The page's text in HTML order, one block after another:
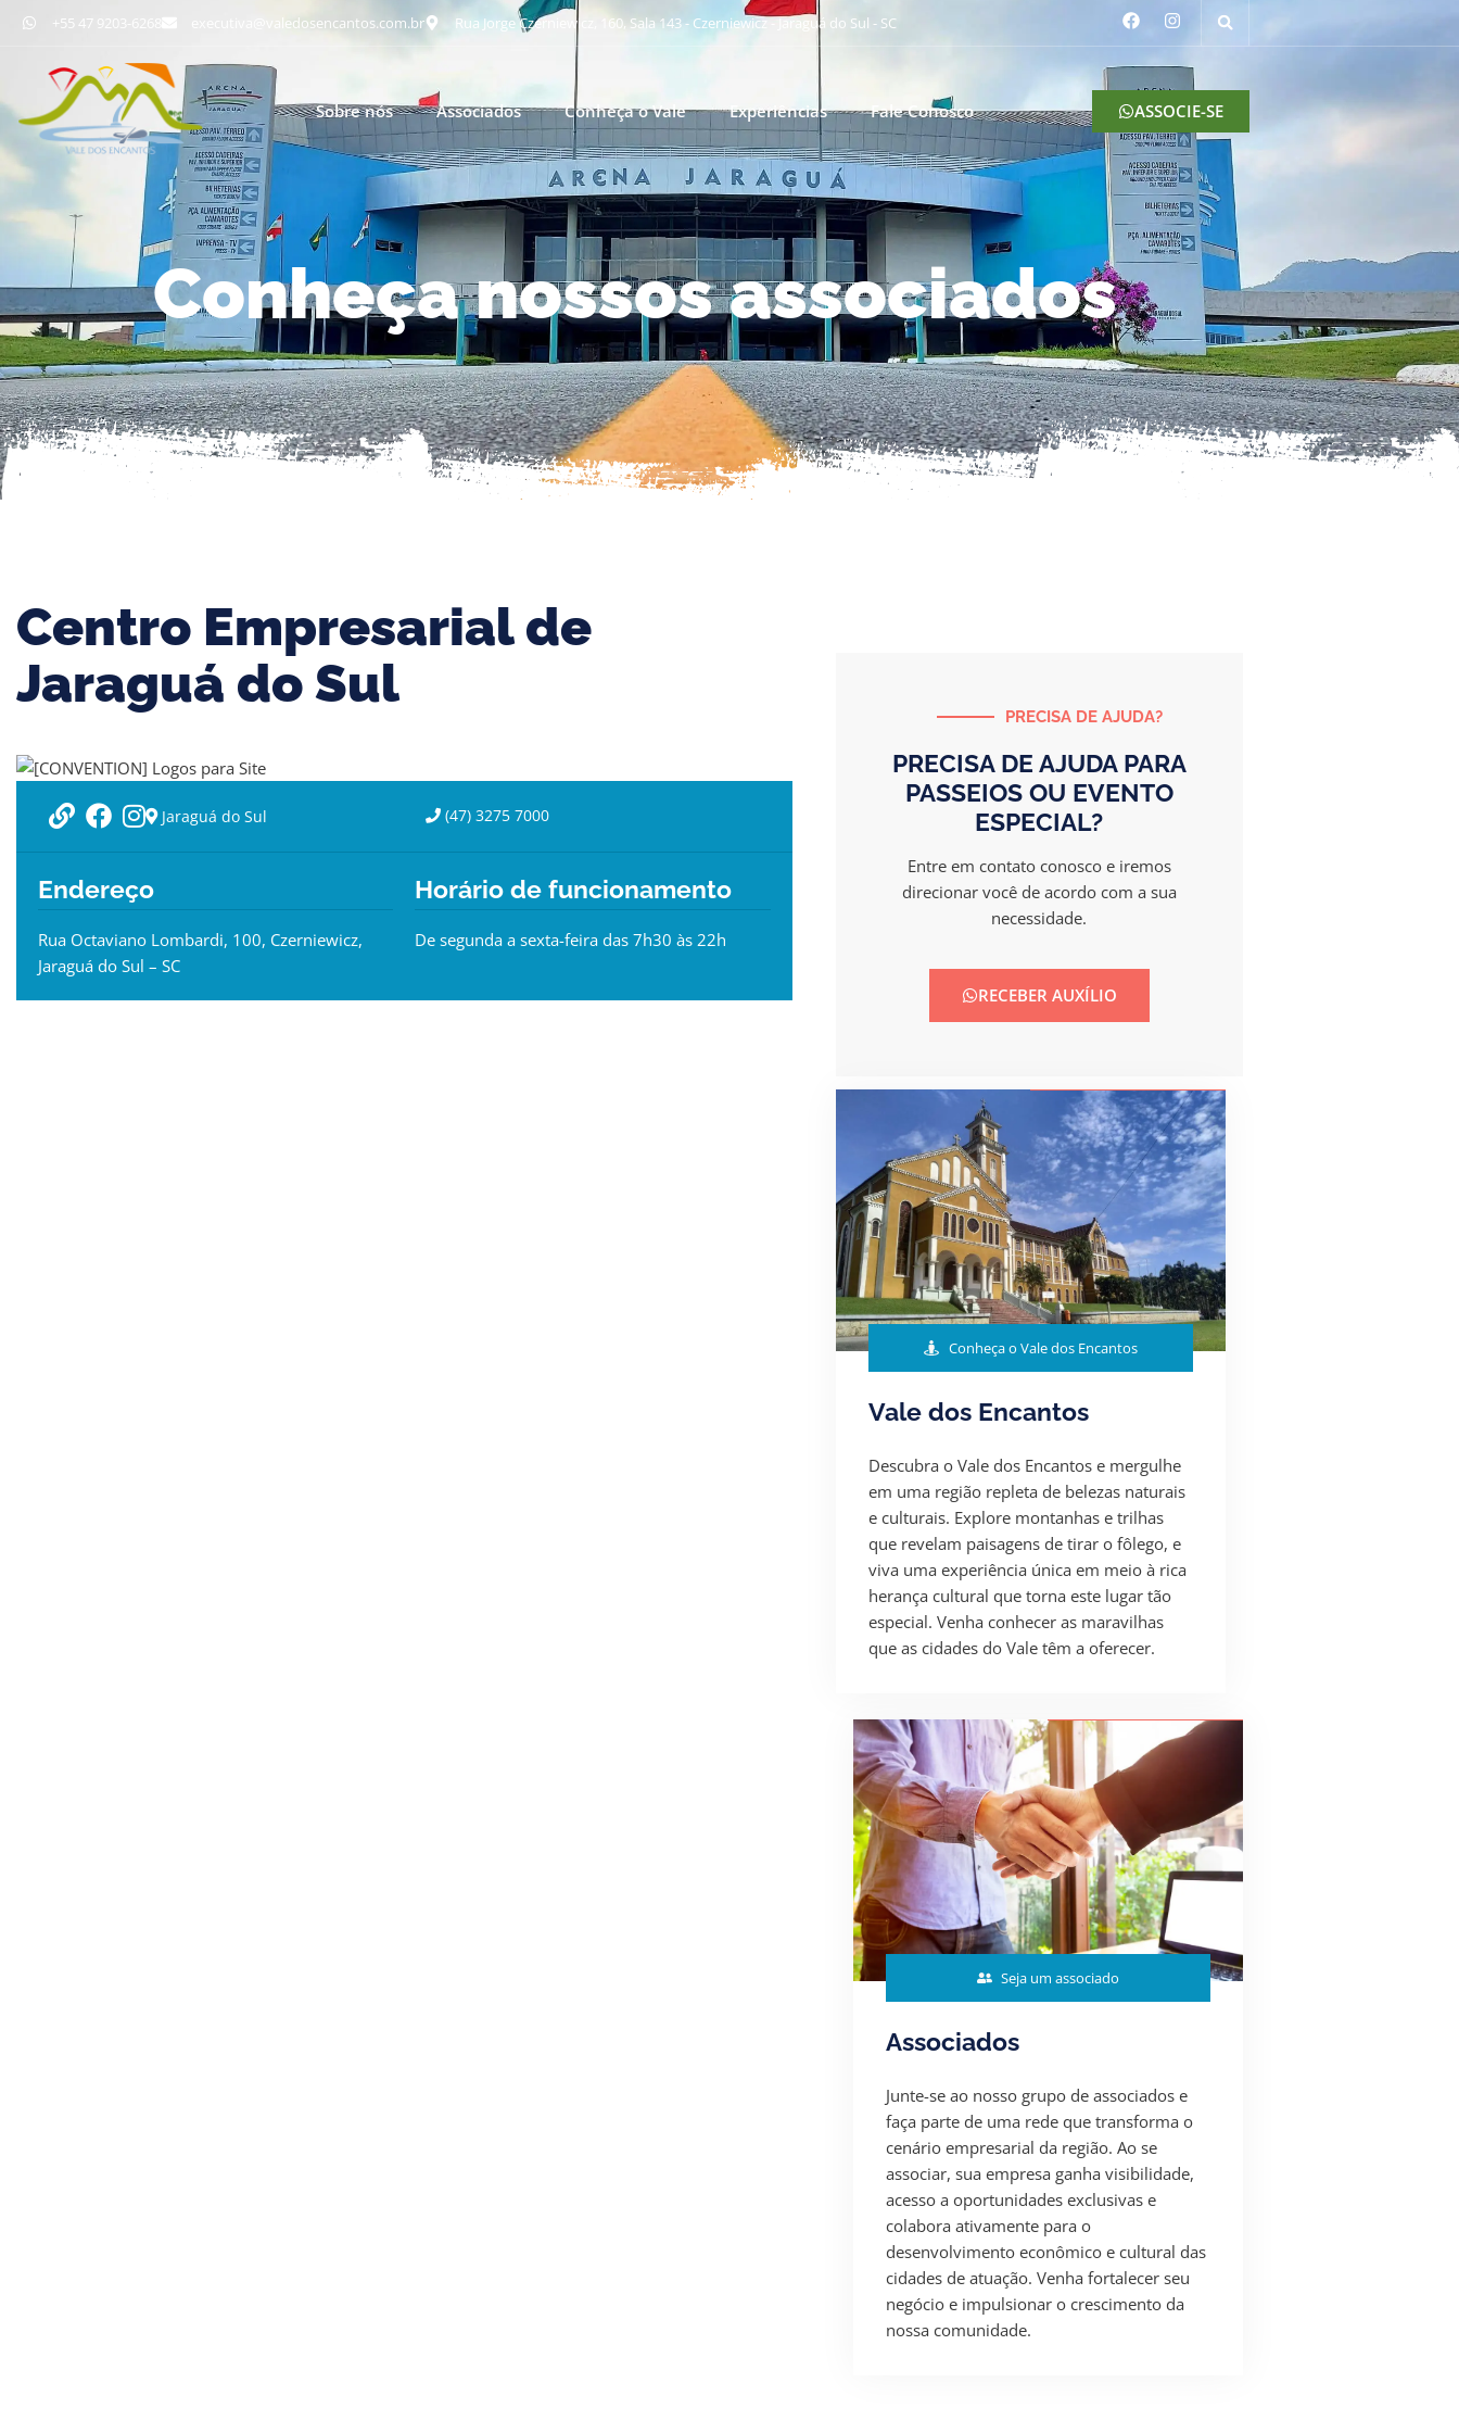
+55 47 9203-6268 executiva@valedosencantos.com.br Rua Jorge Czerniewicz, 160, Sala 143 - Czerniewicz - Jaraguá do Sul - SC
Sobre nós Associados Conheça o Vale Experiências Fale Conosco ASSOCIE-SE
Conheça nossos associados
Centro Empresarial de
Jaraguá do Sul
Jaraguá do Sul (47) 3275 7000
Endereço
Rua Octaviano Lombardi, 100, Czerniewicz,
Jaraguá do Sul – SC
Horário de funcionamento
De segunda a sexta-feira das 7h30 às 22h
PRECISA DE AJUDA?
PRECISA DE AJUDA PARA
PASSEIOS OU EVENTO
ESPECIAL?
Entre em contato conosco e iremos
direcionar você de acordo com a sua
necessidade.
RECEBER AUXÍLIO
Conheça o Vale dos Encantos
Vale dos Encantos
Descubra o Vale dos Encantos e mergulhe
em uma região repleta de belezas naturais
e culturais. Explore montanhas e trilhas
que revelam paisagens de tirar o fôlego, e
viva uma experiência única em meio à rica
herança cultural que torna este lugar tão
especial. Venha conhecer as maravilhas
que as cidades do Vale têm a oferecer.
Seja um associado
Associados
Junte-se ao nosso grupo de associados e
faça parte de uma rede que transforma o
cenário empresarial da região. Ao se
associar, sua empresa ganha visibilidade,
acesso a oportunidades exclusivas e
colabora ativamente para o
desenvolvimento econômico e cultural das
cidades de atuação. Venha fortalecer seu
negócio e impulsionar o crescimento da
nossa comunidade.